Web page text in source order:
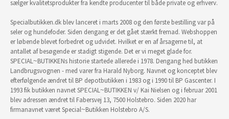
sælger kvalitetsprodukter fra kendte producenter til både private og erhverv.
Specialbutikken.dk blev lanceret i marts 2008 og den første bestilling var på
seler og hundefoder. Siden dengang er det gået stærkt fremad. Webshoppen
er løbende blevet forbedret og udvidet. Hvilket er en af årsagerne til, at
antallet af besøgende er stadigt stigende. Det er vi meget glade for.
SPECIAL~BUTIKKENs historie startede allerede i 1978. Dengang hed butikken
Landbrugsvognen - med varer fra Harald Nyborg. Navnet og konceptet blev
efterfølgende ændret til BP depotbutikken i 1983 og i 1990 til BP Gascenter. I
1993 fik butikken navnet SPECIAL~BUTIKKEN v/ Kai Nielsen og i februar 2001
blev adressen ændret til Fabersvej 13, 7500 Holstebro. Siden 2020 har
firmanavnet været Special~Butikken Holstebro A/S.